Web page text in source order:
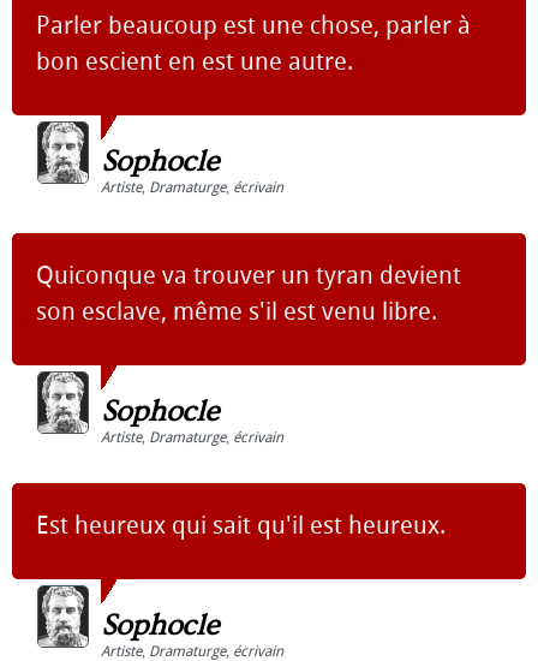
Parler beaucoup est une chose, parler à
bon escient en est une autre.
Sophocle
Artiste, Dramaturge, écrivain
Quiconque va trouver un tyran devient
son esclave, même s'il est venu libre.
Sophocle
Artiste, Dramaturge, écrivain
Est heureux qui sait qu'il est heureux.
Sophocle
Artiste, Dramaturge, écrivain